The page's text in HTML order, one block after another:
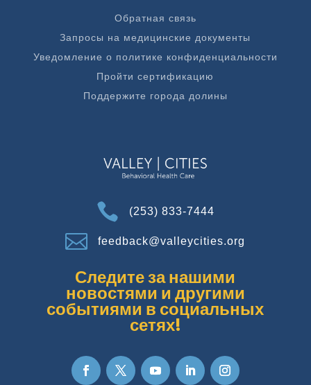
Обратная связь
Запросы на медицинские документы
Уведомление о политике конфиденциальности
Пройти сертификацию
Поддержите города долины
 (253) 833-7444
 feedback@valleycities.org
Следите за нашими
новостями и другими
событиями в социальных
сетях!